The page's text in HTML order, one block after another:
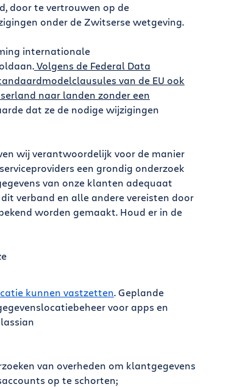
door te vertrouwen op de
onder de Zwitserse wetgeving.
internationale
Volgens de Federal Data
van de EU ook
naar landen zonder een
dat ze de nodige wijzigingen
wij verantwoordelijk voor de manier
een grondig onderzoek
van onze klanten adequaat
verband en alle andere vereisten door
worden gemaakt. Houd er in de
kunnen vastzetten. Geplande
voor apps en
van overheden om klantgegevens
op te schorten;